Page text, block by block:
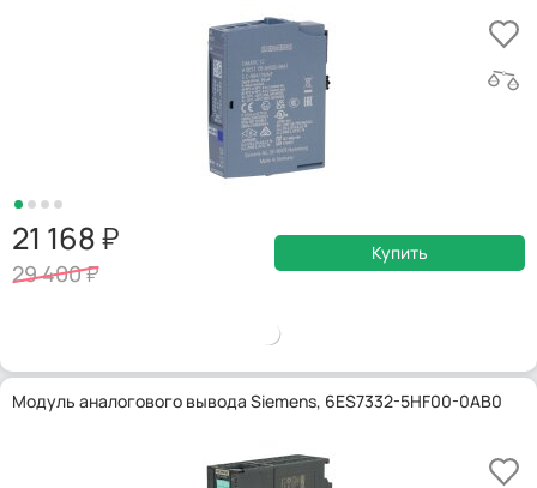
21 168
29 400
Купить
Модуль аналогового вывода Siemens, 6ES7332-5HF00-0AB0